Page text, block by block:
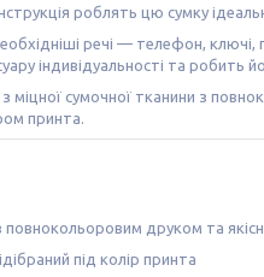
роблять цю сумку
речі — телефон,
індивідуальності та робить
міцної сумочної тканини з
принта.
друком та
під колір принта